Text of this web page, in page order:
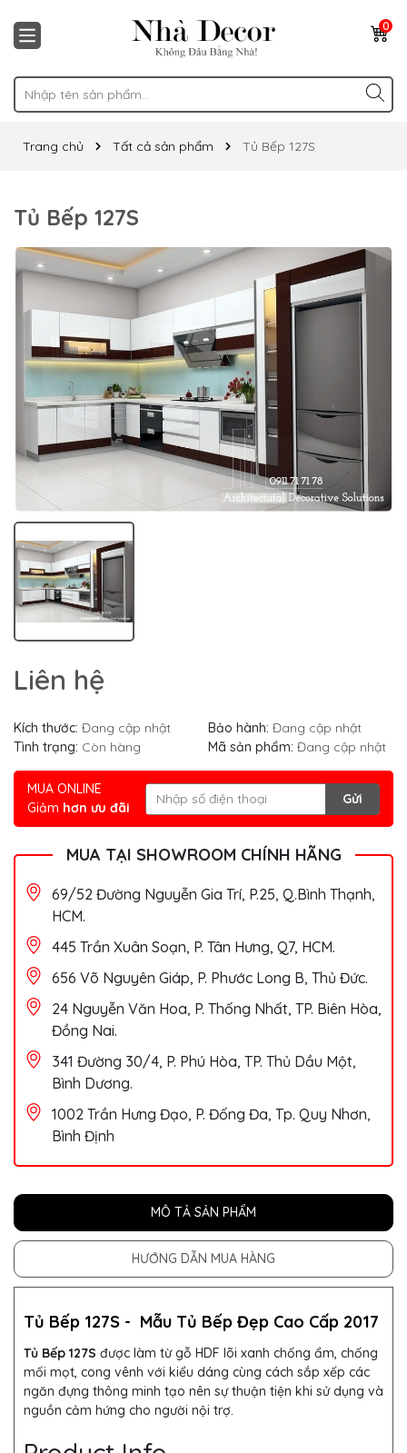
0
Trang chủ Tất cả sản phẩm Tủ Bếp 127S
Tủ Bếp 127S
Liên hệ
Kích thước: Đang cập nhật Bảo hành: Đang cập nhật
Tình trạng: Còn hàng Mã sản phẩm: Đang cập nhật
MUA ONLINE
Giảm hơn ưu đãi
Gửi
MUA TẠI SHOWROOM CHÍNH HÃNG
69/52 Đường Nguyễn Gia Trí, P.25, Q.Bình Thạnh,
HCM.
445 Trần Xuân Soạn, P. Tân Hưng, Q7, HCM.
656 Võ Nguyên Giáp, P. Phước Long B, Thủ Đức.
24 Nguyễn Văn Hoa, P. Thống Nhất, TP. Biên Hòa,
Đồng Nai.
341 Đường 30/4, P. Phú Hòa, TP. Thủ Dầu Một,
Bình Dương.
1002 Trần Hưng Đạo, P. Đống Đa, Tp. Quy Nhơn,
Bình Định
MÔ TẢ SẢN PHẨM
HƯỚNG DẪN MUA HÀNG
Tủ Bếp 127S - Mẫu Tủ Bếp Đẹp Cao Cấp 2017
Tủ Bếp 127S được làm từ gỗ HDF lõi xanh chống ẩm, chống
mối mọt, cong vênh với kiểu dáng cùng cách sắp xếp các
ngăn đựng thông minh tạo nên sự thuận tiện khi sử dụng và
nguồn cảm hứng cho người nội trợ.